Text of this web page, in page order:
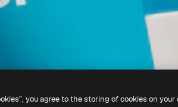
you agree to the storing of cookies on